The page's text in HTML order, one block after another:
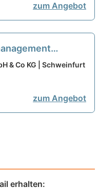
zum Angebot
& Co KG | Schweinfurt
zum Angebot
erhalten: